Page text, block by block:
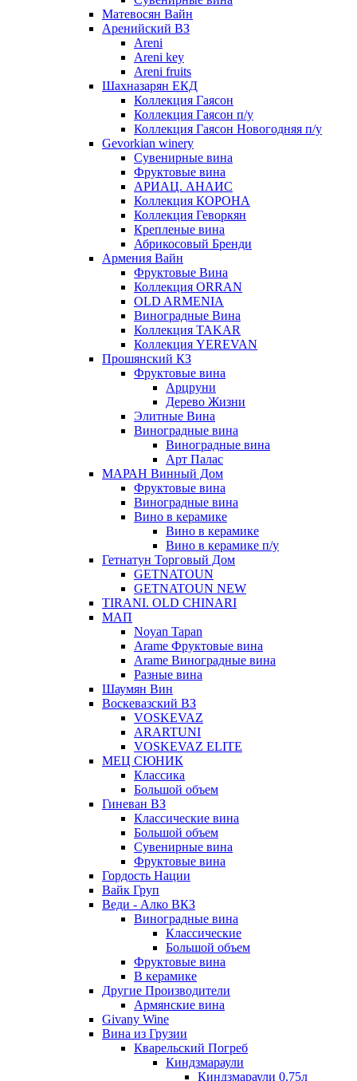
Матевосян Вайн
Аренийский ВЗ
Areni
Areni key
Areni fruits
Шахназарян ЕКД
Коллекция Гаясон
Коллекция Гаясон п/у
Коллекция Гаясон Новогодняя п/у
Gevorkian winery
Сувенирные вина
Фруктовые вина
АРИАЦ. АНАИС
Коллекция КОРОНА
Коллекция Геворкян
Крепленые вина
Абрикосовый Бренди
Армения Вайн
Фруктовые Вина
Коллекция ORRAN
OLD ARMENIA
Виноградные Вина
Коллекция TAKAR
Коллекция YEREVAN
Прошянский КЗ
Фруктовые вина
Арцруни
Дерево Жизни
Элитные Вина
Виноградные вина
Виноградные вина
Арт Палас
МАРАН Винный Дом
Фруктовые вина
Виноградные вина
Вино в керамике
Вино в керамике
Вино в керамике п/у
Гетнатун Торговый Дом
GETNATOUN
GETNATOUN NEW
TIRANI. OLD CHINARI
МАП
Noyan Tapan
Arame Фруктовые вина
Arame Виноградные вина
Разные вина
Шаумян Вин
Воскевазский ВЗ
VOSKEVAZ
ARARTUNI
VOSKEVAZ ELITE
МЕЦ СЮНИК
Классика
Большой объем
Гиневан ВЗ
Классические вина
Большой объем
Сувенирные вина
Фруктовые вина
Гордость Нации
Вайк Груп
Веди - Алко ВКЗ
Виноградные вина
Классические
Большой объем
Фруктовые вина
В керамике
Другие Производители
Армянские вина
Givany Wine
Вина из Грузии
Кварельский Погреб
Киндзмараули
Киндзмараули 0,75л